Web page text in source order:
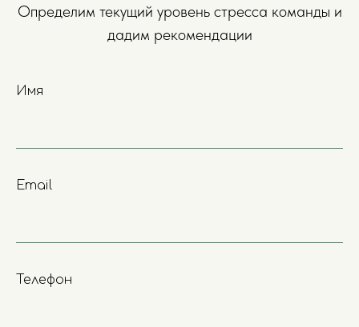
Определим текущий уровень стресса команды и
дадим рекомендации
Имя
Email
Телефон